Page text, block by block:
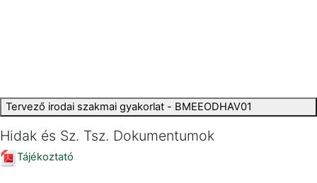
Tervező irodai szakmai gyakorlat - BMEEODHAV01
Hidak és Sz. Tsz. Dokumentumok
Tájékoztató